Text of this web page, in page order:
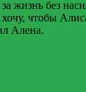
жизнь без
чтобы
Алена.